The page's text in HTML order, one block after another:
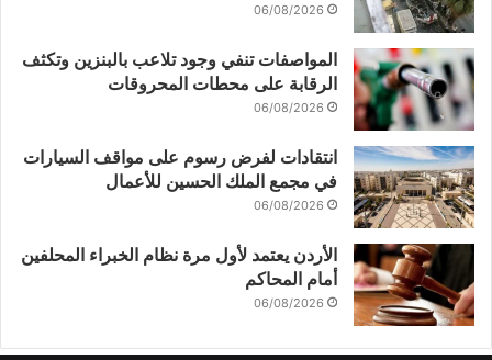
06/08/2026
المواصفات تنفي وجود تلاعب بالبنزين وتكثف
الرقابة على محطات المحروقات
06/08/2026
انتقادات لفرض رسوم على مواقف السيارات
في مجمع الملك الحسين للأعمال
06/08/2026
الأردن يعتمد لأول مرة نظام الخبراء المحلفين
أمام المحاكم
06/08/2026